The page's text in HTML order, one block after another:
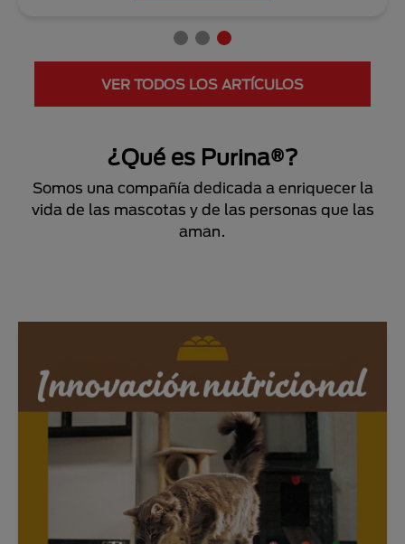
VER TODOS LOS ARTÍCULOS
¿Qué es Purina®?
Somos una compañía dedicada a enriquecer la
vida de las mascotas y de las personas que las
aman.